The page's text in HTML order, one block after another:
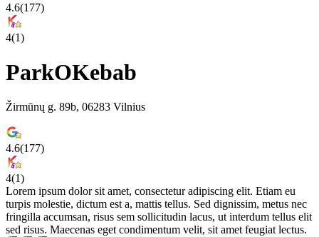
4.6(177)
4(1)
ParkOKebab
Žirmūnų g. 89b, 06283 Vilnius
4.6(177)
4(1)
Lorem ipsum dolor sit amet, consectetur adipiscing elit. Etiam eu
turpis molestie, dictum est a, mattis tellus. Sed dignissim, metus nec
fringilla accumsan, risus sem sollicitudin lacus, ut interdum tellus elit
sed risus. Maecenas eget condimentum velit, sit amet feugiat lectus.